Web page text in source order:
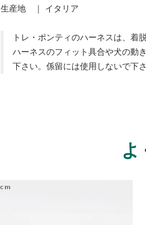
生産地 ｜ イタリア
トレ・ポンティのハーネスは、着
ハーネスのフィット具合や犬の動
下さい。係留には使用しないで下さ
よ